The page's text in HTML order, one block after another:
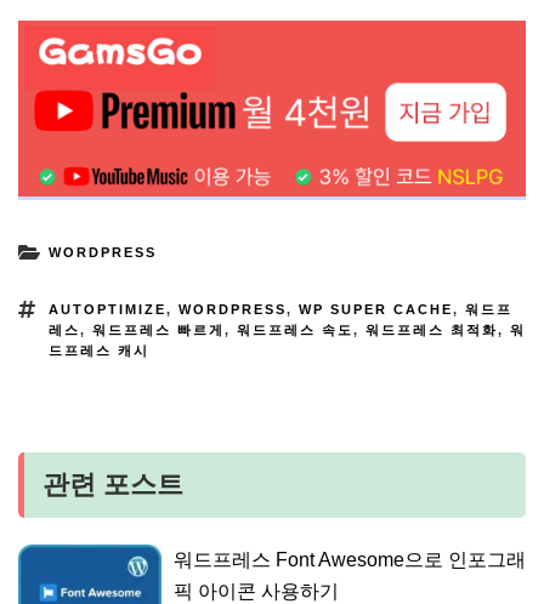
WORDPRESS
AUTOPTIMIZE, WORDPRESS, WP SUPER CACHE, 워드프
레스, 워드프레스 빠르게 , 워드프레스 속도 , 워드프레스 최적화, 워
드프레스 캐시
관련 포스트
워드프레스 Font Awesome으로 인포그래
픽 아이콘 사용하기